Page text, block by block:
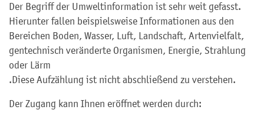
Der Begriff der Umweltinformation ist sehr weit gefasst.
Hierunter fallen beispielsweise Informationen aus den
Bereichen Boden, Wasser, Luft, Landschaft, Artenvielfalt,
gentechnisch veränderte Organismen, Energie, Strahlung
oder Lärm
.Diese Aufzählung ist nicht abschließend zu verstehen.
Der Zugang kann Ihnen eröffnet werden durch: